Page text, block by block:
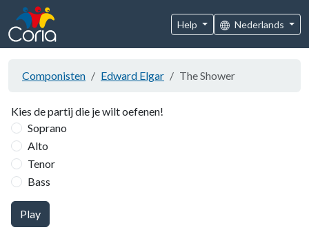
Help Nederlands
Componisten Edward Elgar The Shower
Kies de partij die je wilt oefenen!
Soprano
Alto
Tenor
Bass
Play